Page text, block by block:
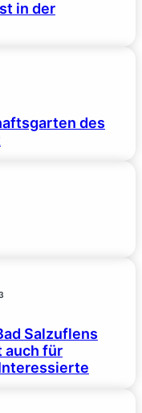
in der
des
Salzuflens
auch für